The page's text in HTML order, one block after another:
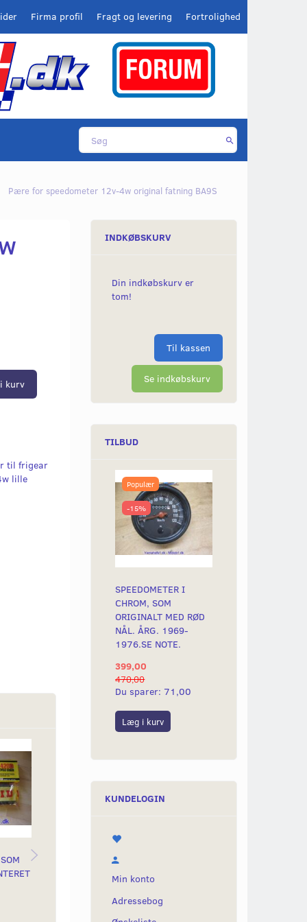
Fortrolighed
Fragt og levering
Firma profil
Pære for speedometer 12v-4w original fatning BA9S
kurv
til frigear
lille
BAGTANDHJUL NY
MODEL 77-79, 43T
NYPRODUKTION
INDKØBSKURV
Din indkøbskurv er
tom!
Til kassen
Se indkøbskurv
TILBUD
Populær
-15%
SPEEDOMETER I
CHROM, SOM
ORIGINALT MED RØD
NÅL. ÅRG. 1969-
1976.SE NOTE.
399,00
470,00
Du sparer: 71,00
Læg i kurv
KUNDELOGIN
Min konto
Adressebog